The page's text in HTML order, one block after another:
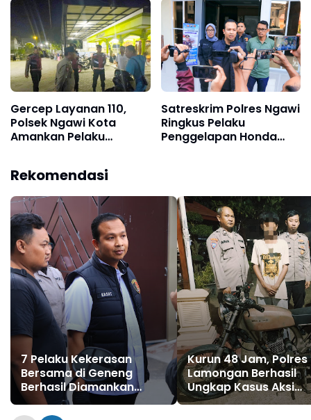
Pelaku dalam Hitungan
Jam
Gercep Layanan 110,
Polsek Ngawi Kota
Amankan Pelaku
Angin
Satreskrim Polres Ngawi
Ringkus Pelaku
Penggelapan Honda
Rekomendasi
7 Pelaku Kekerasan
Bersama di Geneng
Berhasil Diamankan
Satreskrim Polres Ngawi
Kurun 48 Jam, Polres
Lamongan Berhasil
Ungkap Kasus Aksi
Pencurian Motor